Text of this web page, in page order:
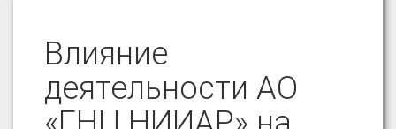
Влияние
деятельности АО